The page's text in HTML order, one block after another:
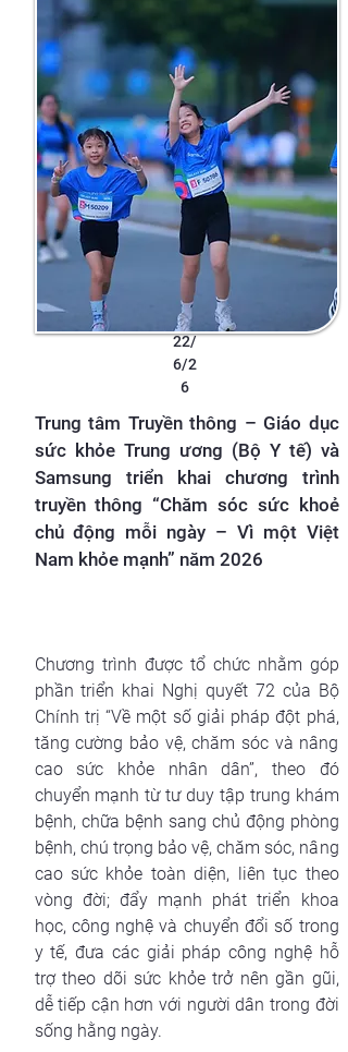
22/
6/2
6
Trung tâm Truyền thông – Giáo dục
sức khỏe Trung ương (Bộ Y tế) và
Samsung triển khai chương trình
truyền thông “Chăm sóc sức khoẻ
chủ động mỗi ngày – Vì một Việt
Nam khỏe mạnh” năm 2026
Chương trình được tổ chức nhằm góp
phần triển khai Nghị quyết 72 của Bộ
Chính trị “Về một số giải pháp đột phá,
tăng cường bảo vệ, chăm sóc và nâng
cao sức khỏe nhân dân”, theo đó
chuyển mạnh từ tư duy tập trung khám
bệnh, chữa bệnh sang chủ động phòng
bệnh, chú trọng bảo vệ, chăm sóc, nâng
cao sức khỏe toàn diện, liên tục theo
vòng đời; đẩy mạnh phát triển khoa
học, công nghệ và chuyển đổi số trong
y tế, đưa các giải pháp công nghệ hỗ
trợ theo dõi sức khỏe trở nên gần gũi,
dễ tiếp cận hơn với người dân trong đời
sống hằng ngày.